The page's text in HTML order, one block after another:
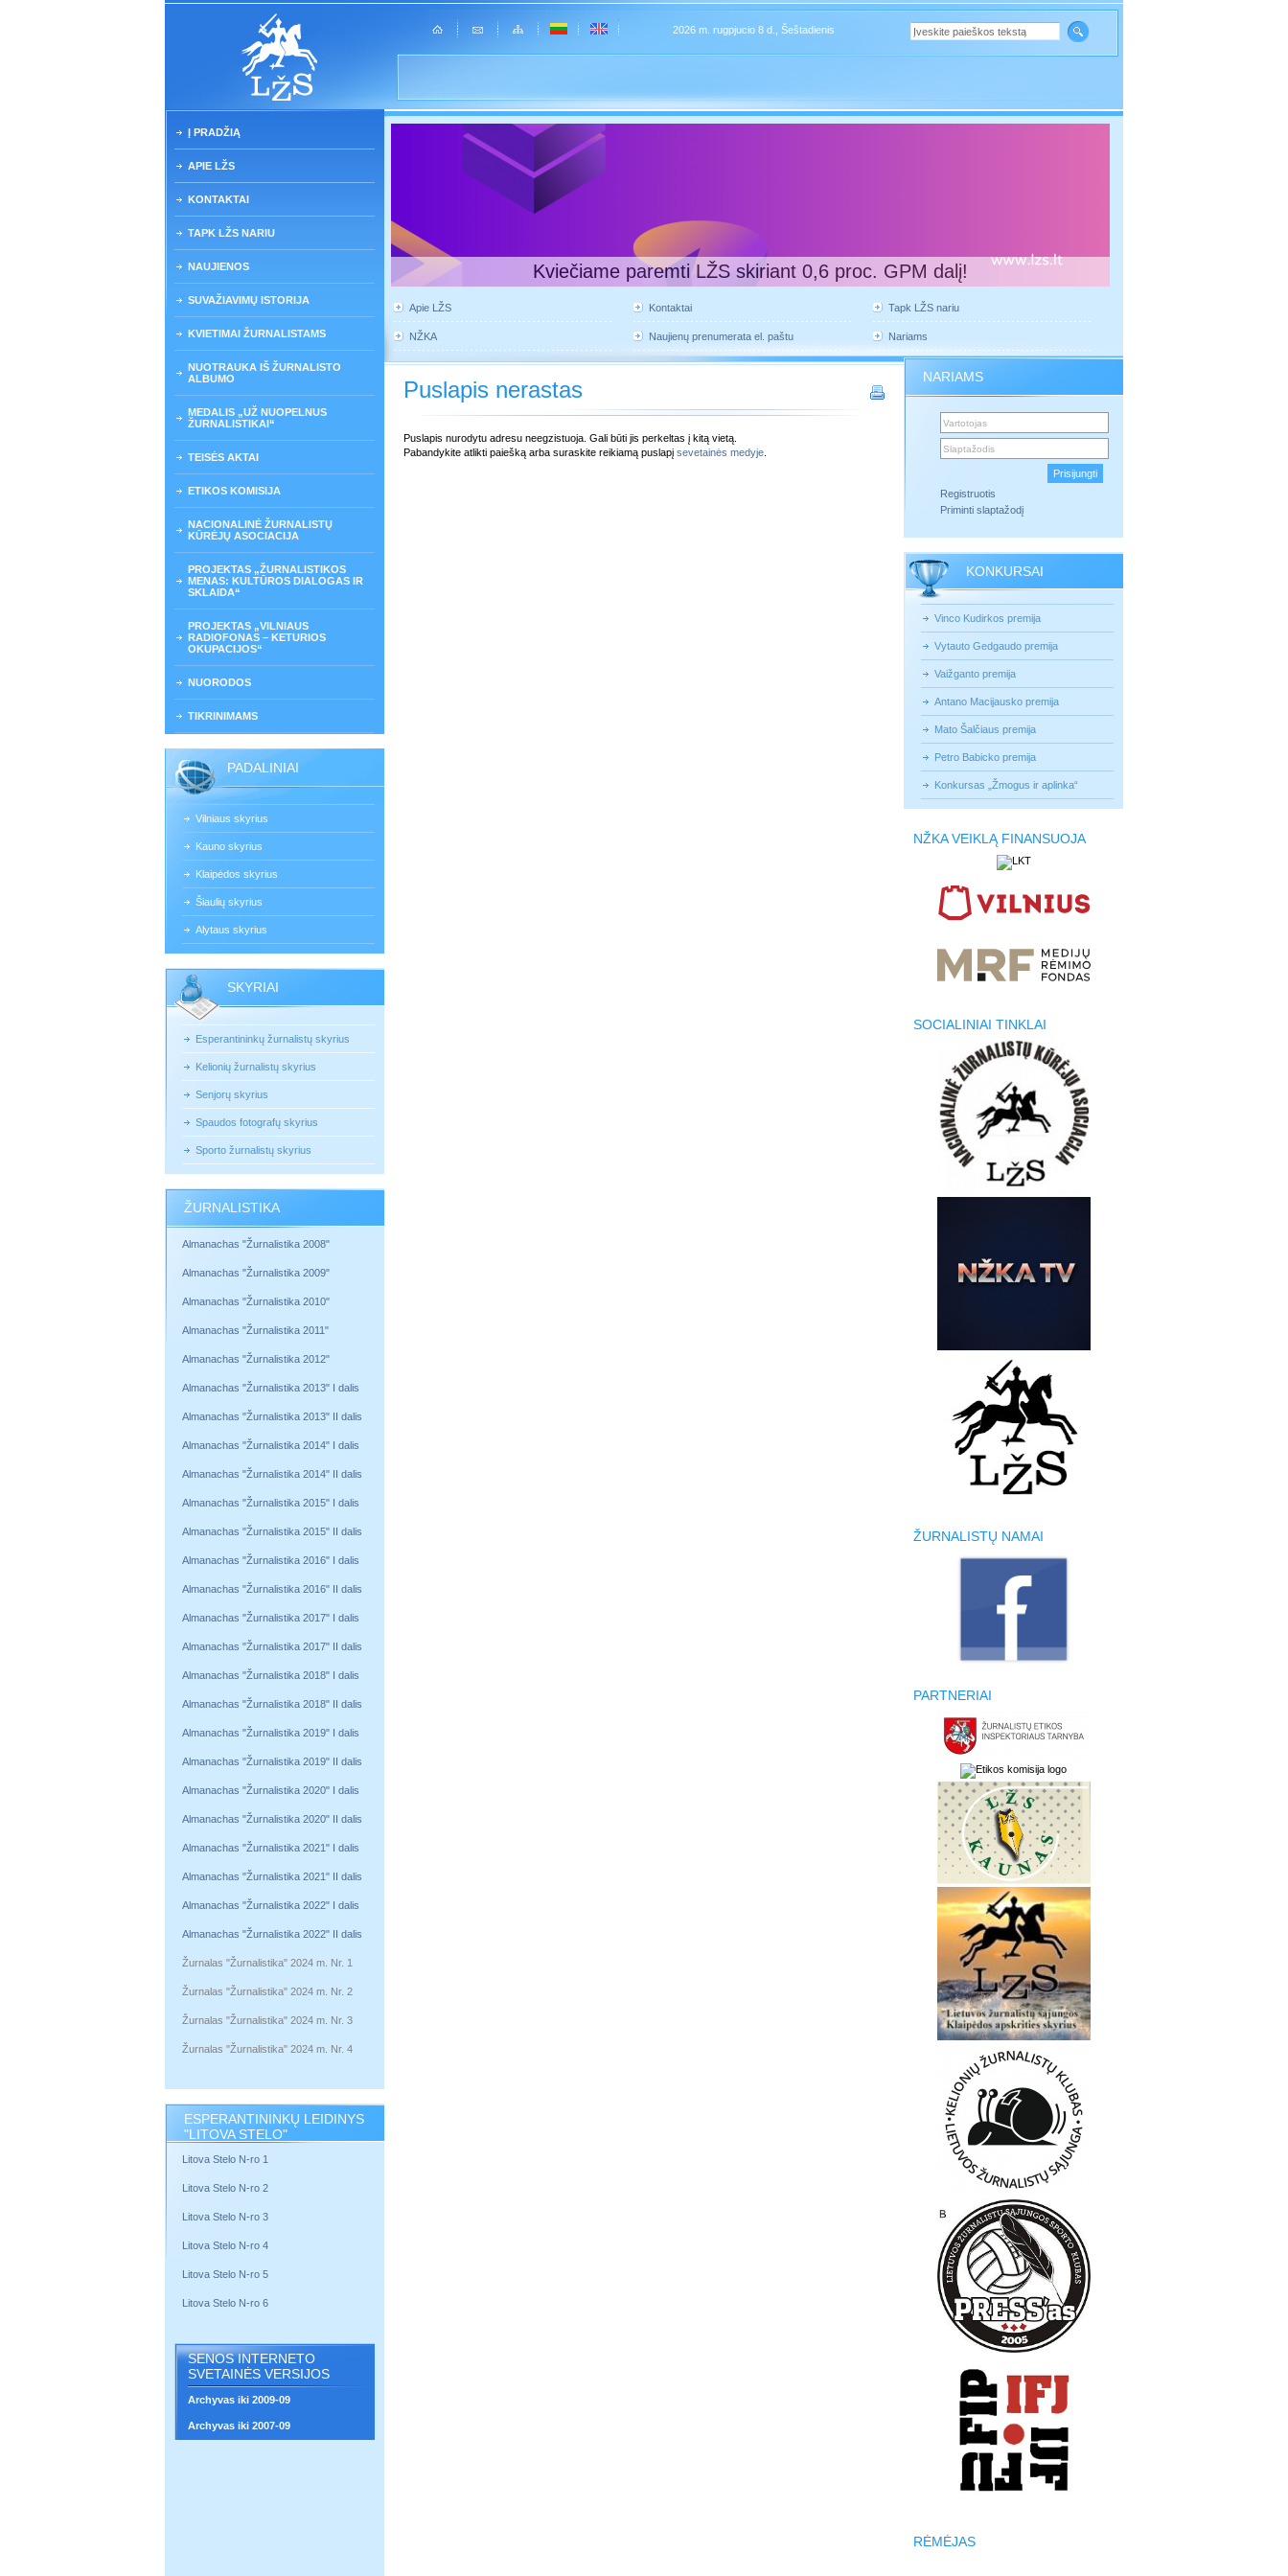
2026 m. rugpjucio 8 d., Šeštadienis
Į PRADŽIĄ
APIE LŽS
KONTAKTAI
TAPK LŽS NARIU
NAUJIENOS
SUVAŽIAVIMŲ ISTORIJA
KVIETIMAI ŽURNALISTAMS
NUOTRAUKA IŠ ŽURNALISTO
ALBUMO
MEDALIS „UŽ NUOPELNUS
ŽURNALISTIKAI“
TEISĖS AKTAI
ETIKOS KOMISIJA
NACIONALINĖ ŽURNALISTŲ
KŪRĖJŲ ASOCIACIJA
PROJEKTAS „ŽURNALISTIKOS
MENAS: KULTŪROS DIALOGAS IR
SKLAIDA“
PROJEKTAS „VILNIAUS
RADIOFONAS – KETURIOS
OKUPACIJOS“
NUORODOS
TIKRINIMAMS
PADALINIAI
Vilniaus skyrius
Kauno skyrius
Klaipėdos skyrius
Šiaulių skyrius
Alytaus skyrius
SKYRIAI
Esperantininkų žurnalistų skyrius
Kelionių žurnalistų skyrius
Senjorų skyrius
Spaudos fotografų skyrius
Sporto žurnalistų skyrius
ŽURNALISTIKA
Almanachas "Žurnalistika 2008"
Almanachas "Žurnalistika 2009"
Almanachas "Žurnalistika 2010"
Almanachas "Žurnalistika 2011"
Almanachas "Žurnalistika 2012"
Almanachas "Žurnalistika 2013" I dalis
Almanachas "Žurnalistika 2013" II dalis
Almanachas "Žurnalistika 2014" I dalis
Almanachas "Žurnalistika 2014" II dalis
Almanachas "Žurnalistika 2015" I dalis
Almanachas "Žurnalistika 2015" II dalis
Almanachas "Žurnalistika 2016" I dalis
Almanachas "Žurnalistika 2016" II dalis
Almanachas "Žurnalistika 2017" I dalis
Almanachas "Žurnalistika 2017" II dalis
Almanachas "Žurnalistika 2018" I dalis
Almanachas "Žurnalistika 2018" II dalis
Almanachas "Žurnalistika 2019" I dalis
Almanachas "Žurnalistika 2019" II dalis
Almanachas "Žurnalistika 2020" I dalis
Almanachas "Žurnalistika 2020" II dalis
Almanachas "Žurnalistika 2021" I dalis
Almanachas "Žurnalistika 2021" II dalis
Almanachas "Žurnalistika 2022" I dalis
Almanachas "Žurnalistika 2022" II dalis
Žurnalas "Žurnalistika" 2024 m. Nr. 1
Žurnalas "Žurnalistika" 2024 m. Nr. 2
Žurnalas "Žurnalistika" 2024 m. Nr. 3
Žurnalas "Žurnalistika" 2024 m. Nr. 4
ESPERANTININKŲ LEIDINYS
"LITOVA STELO"
Litova Stelo N-ro 1
Litova Stelo N-ro 2
Litova Stelo N-ro 3
Litova Stelo N-ro 4
Litova Stelo N-ro 5
Litova Stelo N-ro 6
SENOS INTERNETO
SVETAINĖS VERSIJOS
Archyvas iki 2009-09
Archyvas iki 2007-09
Kviečiame paremti LŽS skiriant 0,6 proc. GPM dalį!
Apie LŽS Kontaktai Tapk LŽS nariu
NŽKA Naujienų prenumerata el. paštu Nariams
Puslapis nerastas
Puslapis nurodytu adresu neegzistuoja. Gali būti jis perkeltas į kitą vietą.
Pabandykite atlikti paiešką arba suraskite reikiamą puslapį sevetainės medyje
NARIAMS
Registruotis
Priminti slaptažodį
KONKURSAI
Vinco Kudirkos premija
Vytauto Gedgaudo premija
Vaižganto premija
Antano Macijausko premija
Mato Šalčiaus premija
Petro Babicko premija
Konkursas „Žmogus ir aplinka“
NŽKA VEIKLĄ FINANSUOJA
SOCIALINIAI TINKLAI
ŽURNALISTŲ NAMAI
PARTNERIAI
RĖMĖJAS